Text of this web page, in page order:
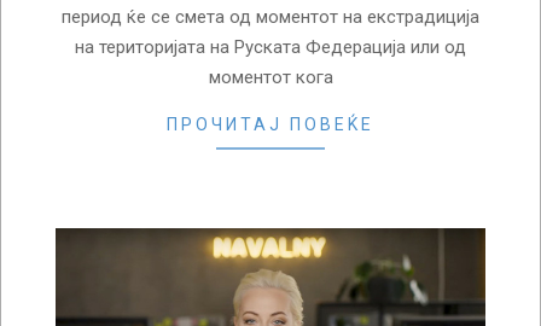
период ќе се смета од моментот на екстрадиција
на територијата на Руската Федерација или од
моментот кога
ПРОЧИТАЈ ПОВЕЌЕ